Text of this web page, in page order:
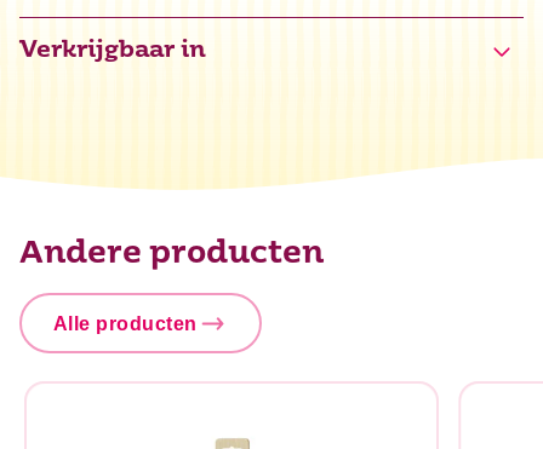
Verkrijgbaar in
Andere producten
Alle producten